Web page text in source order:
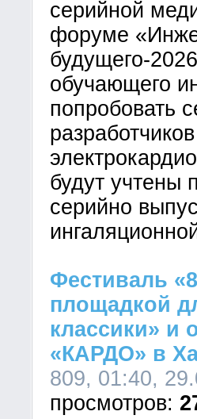
серийной
форуме
будущего-
обучающего
попробовать
разработчиков
будут учтены
серийно
Фестиваль
площадкой
классики» и
«КАРДО» в
809, 01:40,